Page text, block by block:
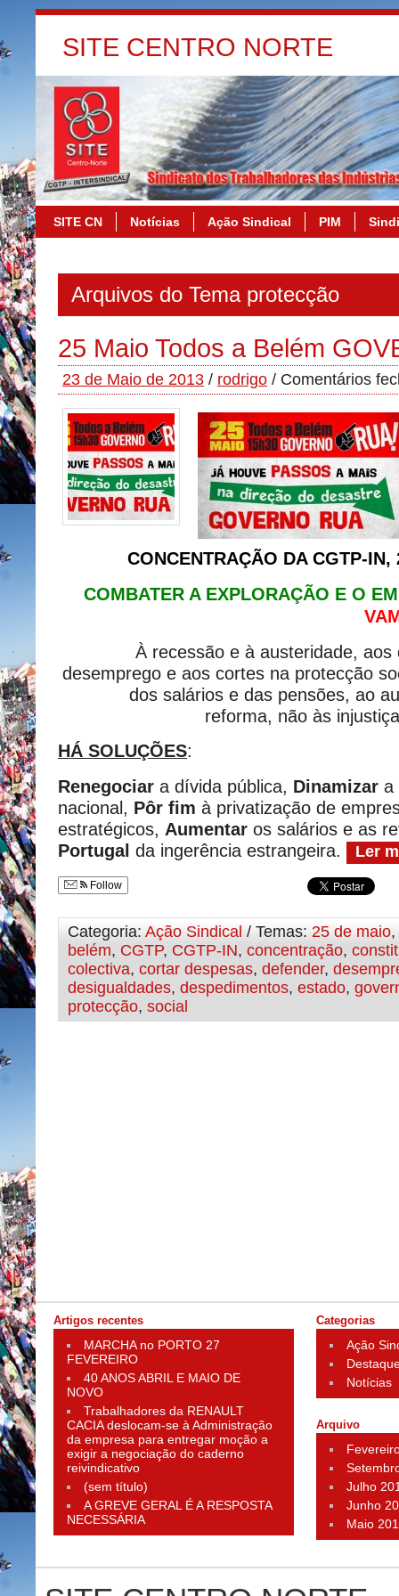
SITE CENTRO NORTE
SITE CN Notícias Ação Sindical PIM
Arquivos do Tema protecção
25 Maio Todos a Belém
23 de Maio de 2013 / rodrigo / Comentários
CONCENTRAÇÃO DA CGTP-
COMBATER A EXPLORAÇÃO E O
À recessão e à austeridade, aos
desemprego e aos cortes na protecção
dos salários e das pensões, ao
reforma, não às
HÁ SOLUÇÕES:
Renegociar a dívida pública, Dinamizar a
nacional, Pôr fim à privatização de
estratégicos, Aumentar os salários e as
Portugal da ingerência estrangeira. Ler
Follow
Categoria: Ação Sindical / Temas: 25 de maio,
belém, CGTP, CGTP-IN, concentração,
colectiva, cortar despesas, defender,
desigualdades, despedimentos, estado,
protecção, social
Artigos recentes
MARCHA no PORTO 27
FEVEREIRO
40 ANOS ABRIL E MAIO DE
NOVO
Trabalhadores da RENAULT
CACIA deslocam-se à Administração
da empresa para entregar moção a
exigir a negociação do caderno
reivindicativo
(sem título)
A GREVE GERAL É A RESPOSTA
NECESSÁRIA
Categorias
Ação
Notícias
Arquivo
Julho
Junho
Maio